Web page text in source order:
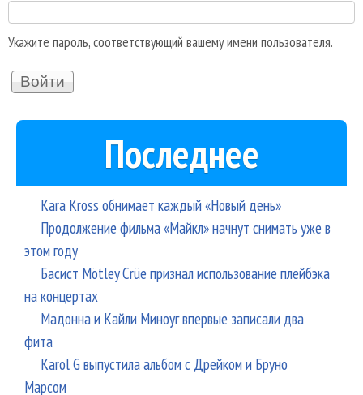
Укажите пароль, соответствующий вашему имени пользователя.
Последнее
Kara Kross обнимает каждый «Новый день»
Продолжение фильма «Майкл» начнут снимать уже в
этом году
Басист Mötley Crüe признал использование плейбэка
на концертах
Мадонна и Кайли Миноуг впервые записали два
фита
Karol G выпустила альбом с Дрейком и Бруно
Марсом